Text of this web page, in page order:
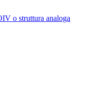
o struttura analoga